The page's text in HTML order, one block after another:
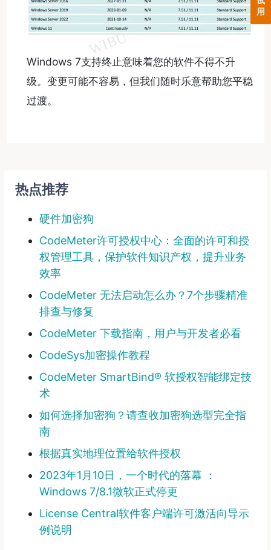
Windows 7支持终止意味着您的软件不得不升
级。变更可能不容易，但我们随时乐意帮助您平稳
过渡。
热点推荐
硬件加密狗
CodeMeter许可授权中心：全面的许可和授
权管理工具，保护软件知识产权，提升业务
效率
CodeMeter 无法启动怎么办？7个步骤精准
排查与修复
CodeMeter 下载指南，用户与开发者必看
CodeSys加密操作教程
CodeMeter SmartBind® 软授权智能绑定技
术
如何选择加密狗？请查收加密狗选型完全指
南
根据真实地理位置给软件授权
2023年1月10日，一个时代的落幕 ：
Windows 7/8.1微软正式停更
License Central软件客户端许可激活向导示
例说明
用